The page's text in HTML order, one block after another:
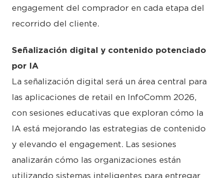
engagement del comprador en cada etapa del
recorrido del cliente.
Señalización digital y contenido potenciado
por IA
La señalización digital será un área central para
las aplicaciones de retail en InfoComm 2026,
con sesiones educativas que exploran cómo la
IA está mejorando las estrategias de contenido
y elevando el engagement. Las sesiones
analizarán cómo las organizaciones están
utilizando sistemas inteligentes para entregar